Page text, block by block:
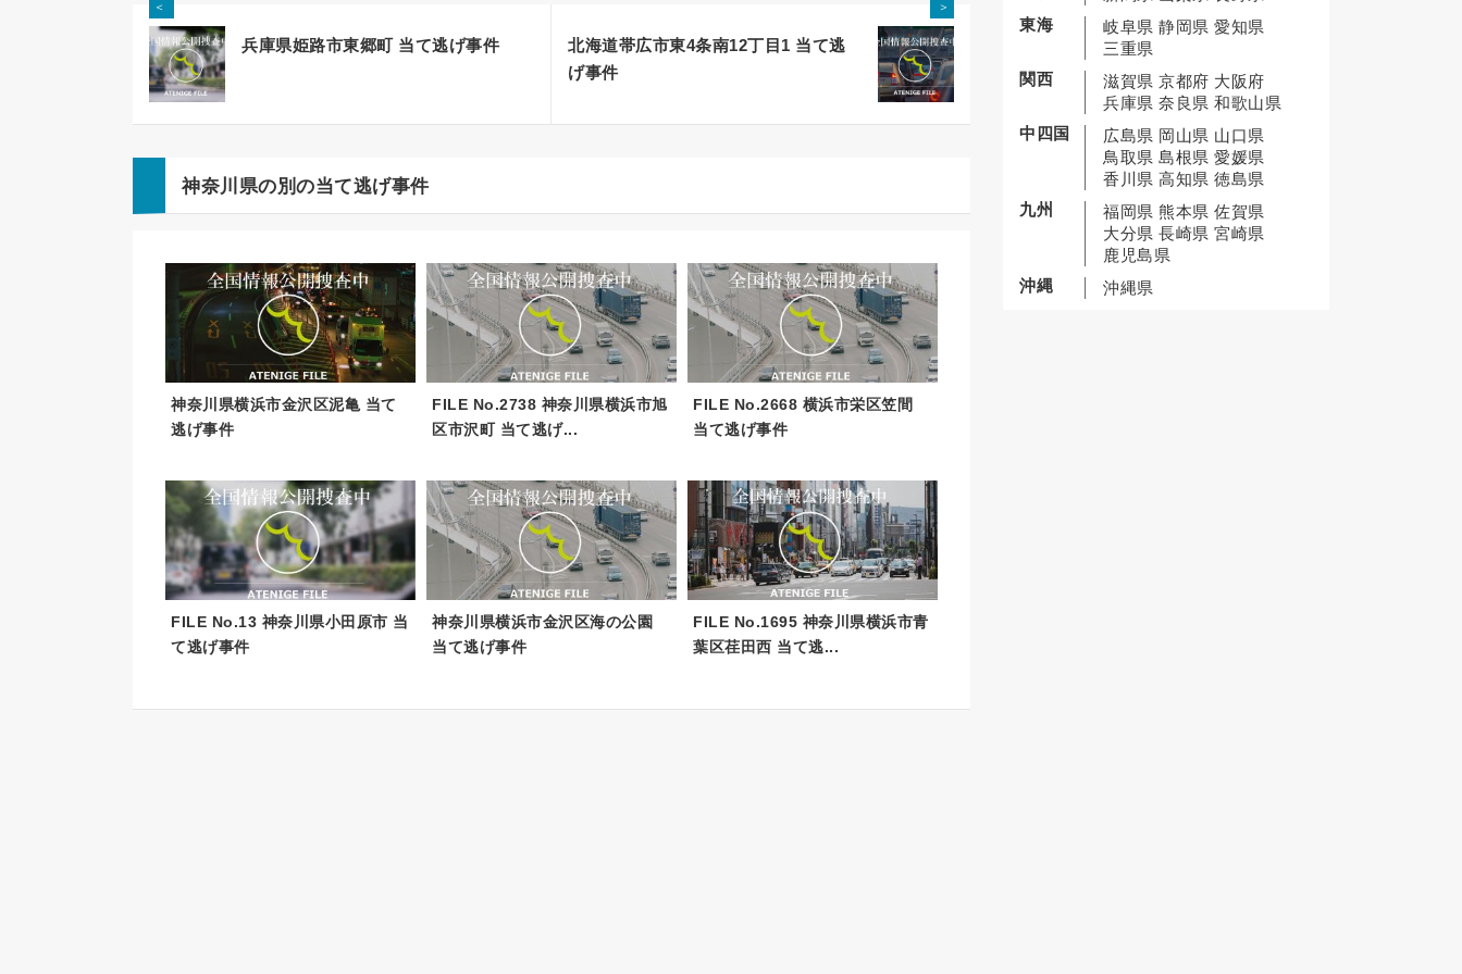
＜
兵庫県姫路市東郷町 当て逃げ事件
＞
北海道帯広市東4条南12丁目1 当て逃
げ事件
神奈川県の別の当て逃げ事件
神奈川県横浜市金沢区泥亀 当て
逃げ事件
FILE No.2738 神奈川県横浜市旭
区市沢町 当て逃げ...
FILE No.2668 横浜市栄区笠間
当て逃げ事件
FILE No.13 神奈川県小田原市 当
て逃げ事件
神奈川県横浜市金沢区海の公園
当て逃げ事件
FILE No.1695 神奈川県横浜市青
葉区荏田西 当て逃...
東海
岐阜県 静岡県 愛知県
三重県
関西
滋賀県 京都府 大阪府
兵庫県 奈良県 和歌山県
中四国
広島県 岡山県 山口県
鳥取県 島根県 愛媛県
香川県 高知県 徳島県
九州
福岡県 熊本県 佐賀県
大分県 長崎県 宮崎県
鹿児島県
沖縄
沖縄県